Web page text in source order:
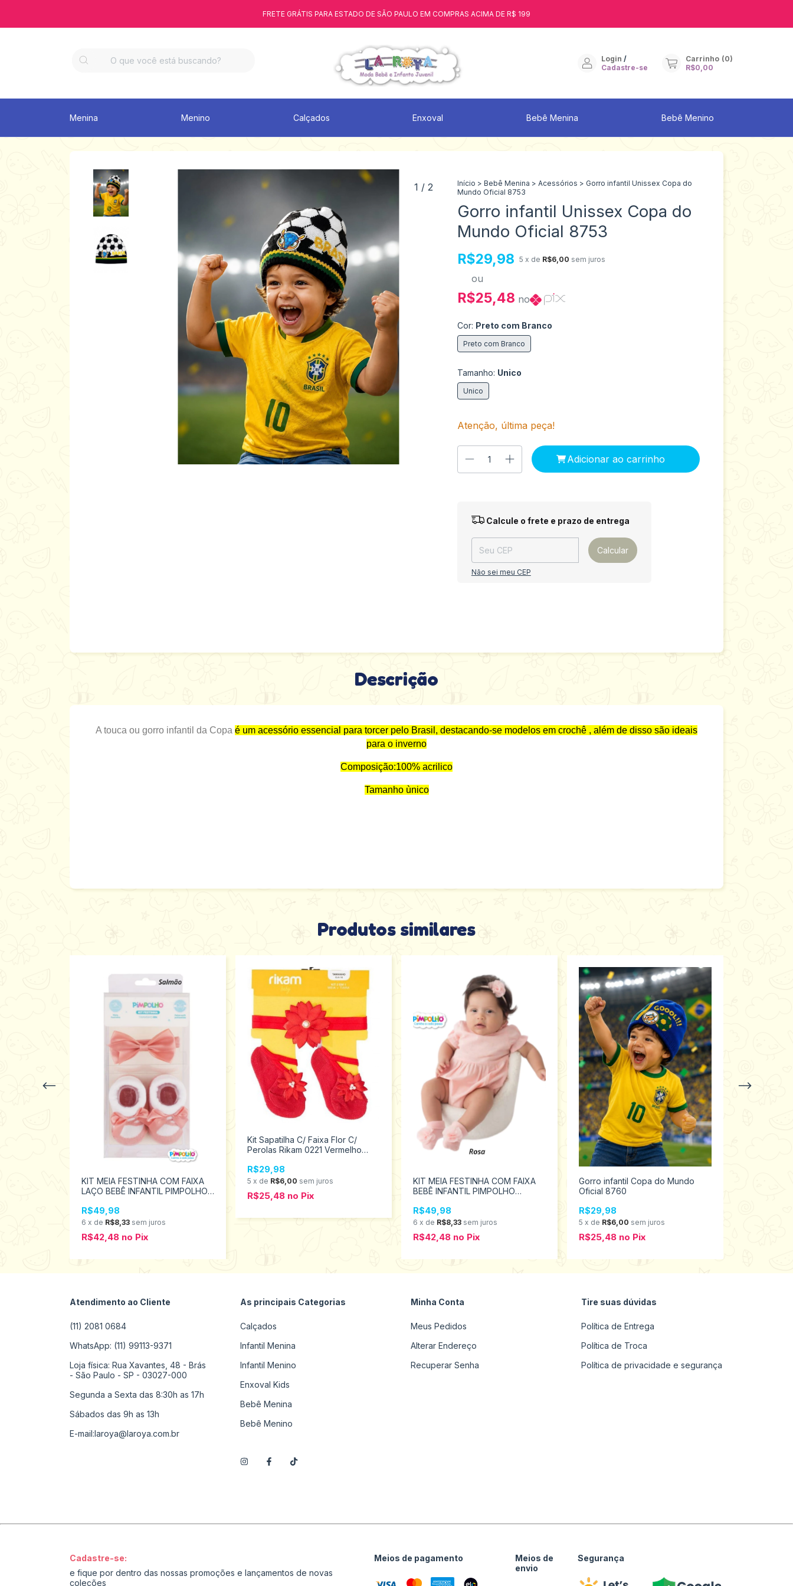
FRETE GRÁTIS PARA ESTADO DE SÃO PAULO EM COMPRAS ACIMA DE R$ 199
Login /
Cadastre-se
Carrinho (0)
R$0,00
Menina Menino Calçados Enxoval Bebê Menina Bebê Menino
1 / 2 Início > Bebê Menina > Acessórios > Gorro infantil Unissex Copa do
Mundo Oficial 8753
Gorro infantil Unissex Copa do
Mundo Oficial 8753
R$29,98 5 x de R$6,00 sem juros
ou
R$25,48 no
Cor: Preto com Branco
Preto com Branco
Tamanho: Unico
Unico
Atenção, última peça!
Entregas para o CEP: Alterar CEP
Calcule o frete e prazo de entrega
Calcular
Não sei meu CEP
Descrição
A touca ou gorro infantil da Copa é um acessório essencial para torcer pelo Brasil, destacando-se modelos em crochê , além de disso são ideais
para o inverno
Composição:100% acrilico
Tamanho ùnico
Produtos similares
KIT MEIA FESTINHA COM FAIXA
LAÇO BEBÊ INFANTIL PIMPOLHO
R$49,98
6 x de R$8,33 sem juros
R$42,48 no Pix
Kit Sapatilha C/ Faixa Flor C/
Perolas Rikam 0221 Vermelho
R$29,98
5 x de R$6,00 sem juros
R$25,48 no Pix
KIT MEIA FESTINHA COM FAIXA
BEBÊ INFANTIL PIMPOLHO
R$49,98
6 x de R$8,33 sem juros
R$42,48 no Pix
Gorro infantil Copa do Mundo
Oficial 8760
R$29,98
5 x de R$6,00 sem juros
R$25,48 no Pix
Atendimento ao Cliente
(11) 2081 0684
WhatsApp: (11) 99113-9371
Loja física: Rua Xavantes, 48 - Brás
- São Paulo - SP - 03027-000
Segunda a Sexta das 8:30h as 17h
Sábados das 9h as 13h
E-mail:laroya@laroya.com.br
As principais Categorias
Calçados
Infantil Menina
Infantil Menino
Enxoval Kids
Bebê Menina
Bebê Menino
Minha Conta
Meus Pedidos
Alterar Endereço
Recuperar Senha
Tire suas dúvidas
Política de Entrega
Política de Troca
Política de privacidade e segurança
Cadastre-se:
e fique por dentro das nossas promoções e lançamentos de novas
coleções
Meios de pagamento
Meios de
envio
Segurança